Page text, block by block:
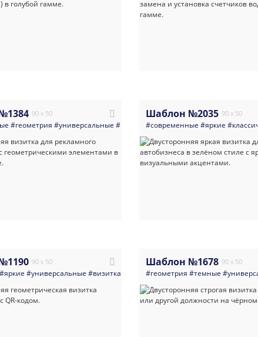
90 x 50
#геометрия #универсальные #визитка#директор #реклама #светлые
Шаблон №2035 90 x 50
#современные #яркие
90 x 50
#яркие #универсальные #визитка #директор #руководитель#qr_код
Шаблон №1678 90 x 50
#геометрия #темные